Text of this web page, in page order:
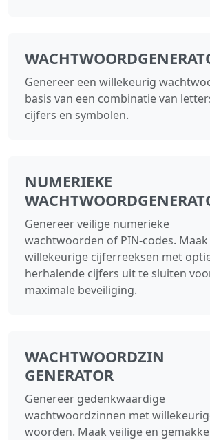
Genereer een willekeurig
basis van een combinatie van
cijfers en symbolen.
NUMERIEKE
Genereer veilige numerieke
wachtwoorden of PIN-codes. Maak
willekeurige cijferreeksen met
herhalende cijfers uit te sluiten
maximale beveiliging.
WACHTWOORDZIN
GENERATOR
Genereer gedenkwaardige
wachtwoordzinnen met
woorden. Maak veilige en